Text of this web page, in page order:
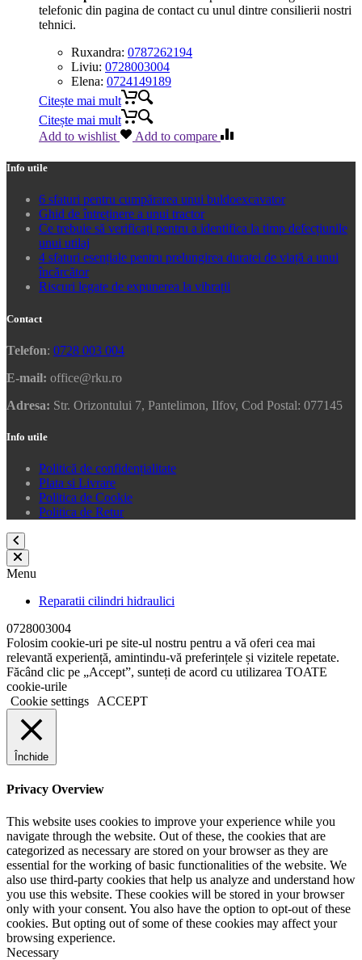
telefonic din pagina de contact cu unul dintre consilierii nostri
tehnici.
Ruxandra: 0787262194
Liviu: 0728003004
Elena: 0724149189
Citește mai mult
Citește mai mult
Add to wishlist
Add to compare
Info utile
6 sfaturi pentru cumpărarea unui buldoexcavator
Ghid de întreținere a unui tractor
Ce trebuie să verificați pentru a identifica la timp defecțiunile
unui utilaj
4 sfaturi esențiale pentru prelungirea duratei de viață a unui
încărcător
Riscuri legate de expunerea la vibrații
Contact
Telefon: 0728 003 004
E-mail: office@rku.ro
Adresa: Str. Orizontului 7, Pantelimon, Ilfov, Cod Postal: 077145
Info utile
Politică de confidențialitate
Plata si Livrare
Politica de Cookie
Politica de Retur
Menu
Reparatii cilindri hidraulici
0728003004
Folosim cookie-uri pe site-ul nostru pentru a vă oferi cea mai
relevantă experiență, amintindu-vă preferințele și vizitele repetate.
Făcând clic pe „Accept”, sunteți de acord cu utilizarea TOATE
cookie-urile
Cookie settings
ACCEPT
Închide
Privacy Overview
This website uses cookies to improve your experience while you
navigate through the website. Out of these, the cookies that are
categorized as necessary are stored on your browser as they are
essential for the working of basic functionalities of the website. We
also use third-party cookies that help us analyze and understand how
you use this website. These cookies will be stored in your browser
only with your consent. You also have the option to opt-out of these
cookies. But opting out of some of these cookies may affect your
browsing experience.
Necessary